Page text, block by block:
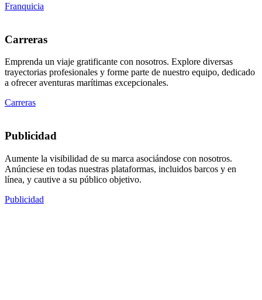
Franquicia
Carreras
Emprenda un viaje gratificante con nosotros. Explore diversas
trayectorias profesionales y forme parte de nuestro equipo, dedicado
a ofrecer aventuras marítimas excepcionales.
Carreras
Publicidad
Aumente la visibilidad de su marca asociándose con nosotros.
Anúnciese en todas nuestras plataformas, incluidos barcos y en
línea, y cautive a su público objetivo.
Publicidad